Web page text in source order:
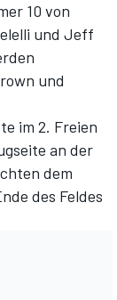
10 von
und Jeff
und
im 2. Freien
an der
dem
des Feldes